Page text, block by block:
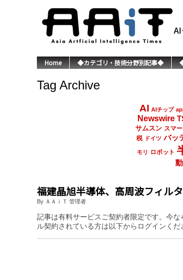
Home ◆カテゴリ・技術分野別記事◆
Tag Archive
AI AIチップ
Newswire
サムスン スマ
税
ドイツ バッ
モリ ロボット
福建晶旭半導体、高周波フィル
By ＡＡｉＴ 管理者
記事は有料サービスご契約者限定です。今
ル契約されている方は以下からログインく